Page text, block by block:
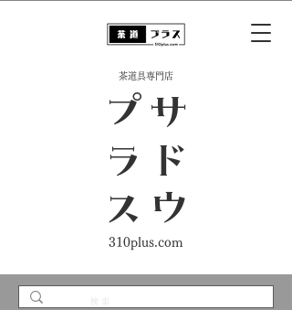
​茶道具専門店
サ
ド
ウ
プ
ラ
ス
310plus.com